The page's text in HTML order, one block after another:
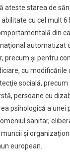
ateste starea de
cu cel mult
din
automatizat
precum şi pentru
cu
socială,
persoane cu
psihologică a unei
sanitar,
și
european.